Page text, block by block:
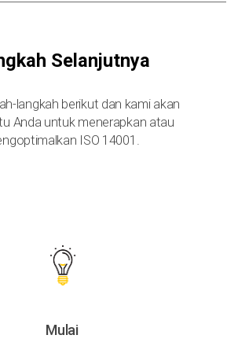
Selanjutnya
langkah berikut dan kami akan
Anda untuk menerapkan atau
ISO 14001.
Mulai